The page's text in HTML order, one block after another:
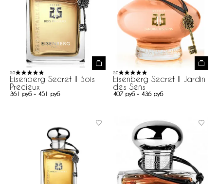
5.0
Eisenberg Secret II Bois
Precieux
361 руб - 451 руб
5.0
Eisenberg Secret II Jardin
des Sens
407 руб - 436 руб